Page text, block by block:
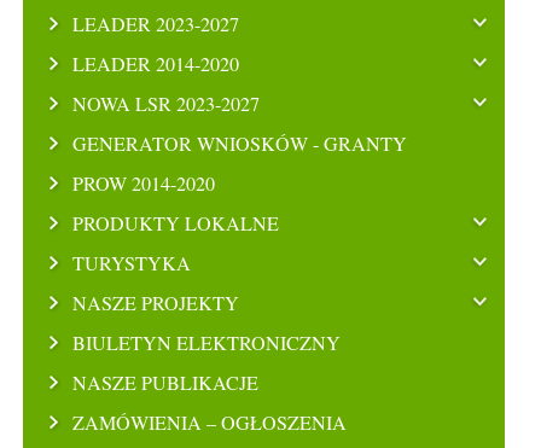
LEADER 2023-2027
LEADER 2014-2020
NOWA LSR 2023-2027
GENERATOR WNIOSKÓW - GRANTY
PROW 2014-2020
PRODUKTY LOKALNE
TURYSTYKA
NASZE PROJEKTY
BIULETYN ELEKTRONICZNY
NASZE PUBLIKACJE
ZAMÓWIENIA – OGŁOSZENIA